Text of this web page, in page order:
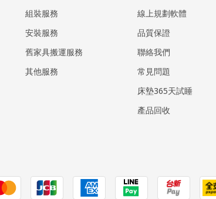
組裝服務
安裝服務
​舊家具搬運服務
其他服務
線上規劃軟體
品質保證
聯絡我們
常見問題
床墊365天試睡
產品回收